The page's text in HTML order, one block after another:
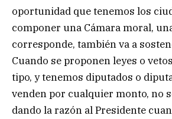
oportunidad que tenemos los
componer una Cámara moral,
corresponde, también va a
Cuando se proponen leyes o
tipo, y tenemos diputados o
venden por cualquier monto, no
dando la razón al Presidente